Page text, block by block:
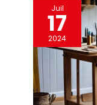
Juil
17
2024